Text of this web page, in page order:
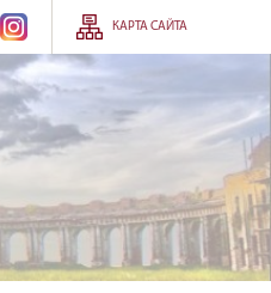
КАРТА САЙТА